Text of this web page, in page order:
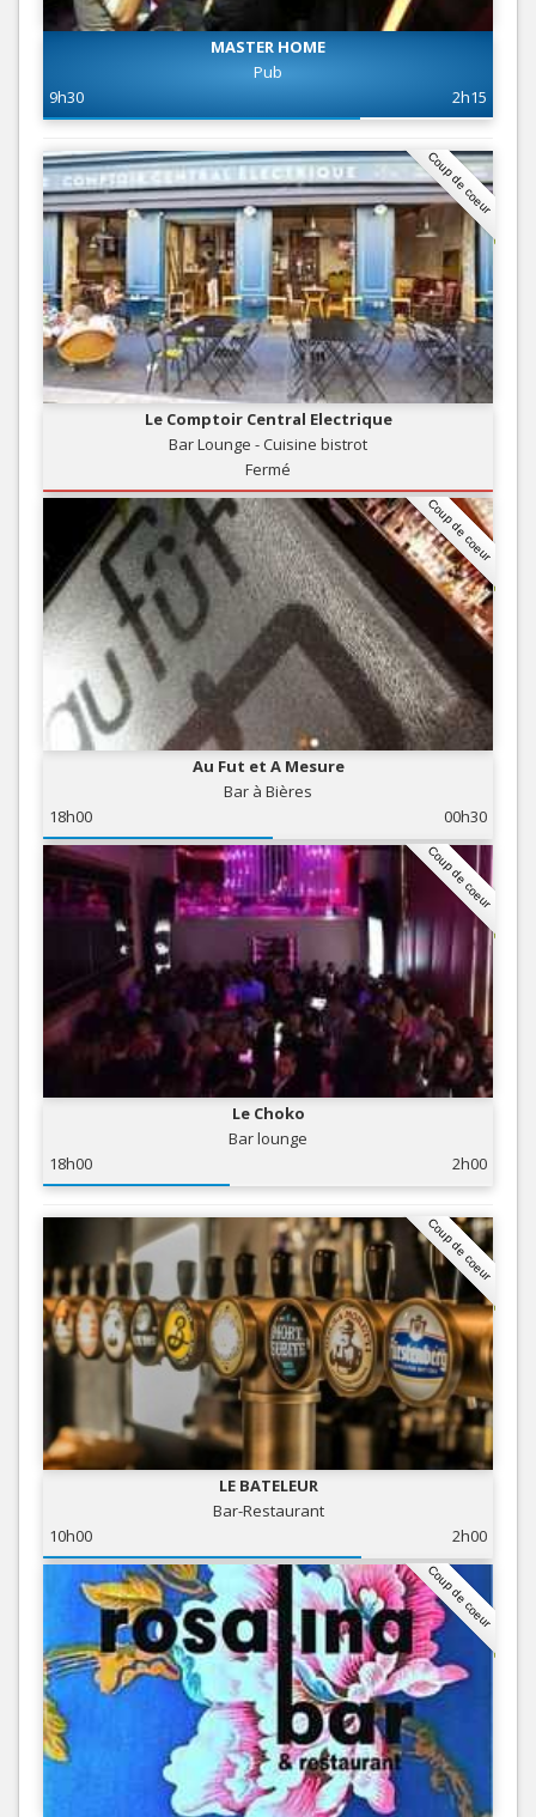
MASTER HOME
Pub
9h30
2h15
Coup de coeur
Le Comptoir Central Electrique
Bar Lounge - Cuisine bistrot
Fermé
Coup de coeur
Au Fut et A Mesure
Bar à Bières
18h00
00h30
Coup de coeur
Le Choko
Bar lounge
18h00
2h00
Coup de coeur
LE BATELEUR
Bar-Restaurant
10h00
2h00
Coup de coeur